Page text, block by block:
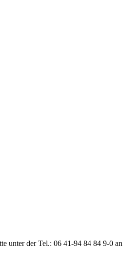
unter der Tel.: 06 41-94 84 84 9-0 an